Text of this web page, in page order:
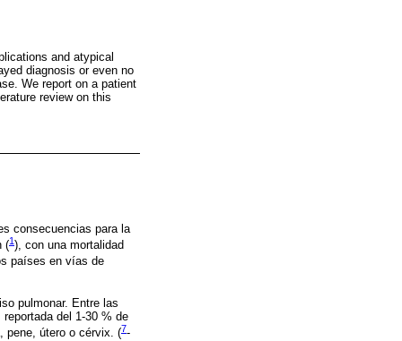
and atypical
diagnosis or even no
We report on a patient
review on this
consecuencias para la
(1), con una mortalidad
países en vías de
pulmonar. Entre las
del 1-30 % de
pene, útero o cérvix. (7-